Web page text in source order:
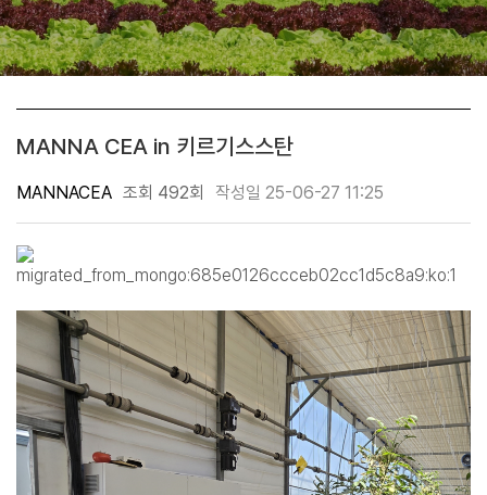
MANNA CEA in 키르기스스탄
MANNACEA 조회 492회 작성일 25-06-27 11:25